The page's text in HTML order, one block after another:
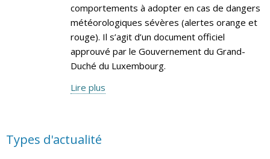
comportements à adopter en cas de dangers
météorologiques sévères (alertes orange et
rouge). Il s’agit d’un document officiel
approuvé par le Gouvernement du Grand-
Duché du Luxembourg.
Lire plus
Types d'actualité